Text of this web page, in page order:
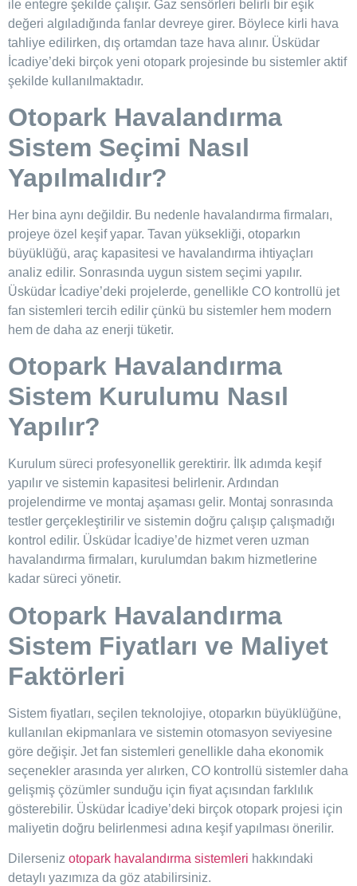
ile entegre şekilde çalışır. Gaz sensörleri belirli bir eşik
değeri algıladığında fanlar devreye girer. Böylece kirli hava
tahliye edilirken, dış ortamdan taze hava alınır. Üsküdar
İcadiye’deki birçok yeni otopark projesinde bu sistemler aktif
şekilde kullanılmaktadır.
Otopark Havalandırma
Sistem Seçimi Nasıl
Yapılmalıdır?
Her bina aynı değildir. Bu nedenle havalandırma firmaları,
projeye özel keşif yapar. Tavan yüksekliği, otoparkın
büyüklüğü, araç kapasitesi ve havalandırma ihtiyaçları
analiz edilir. Sonrasında uygun sistem seçimi yapılır.
Üsküdar İcadiye’deki projelerde, genellikle CO kontrollü jet
fan sistemleri tercih edilir çünkü bu sistemler hem modern
hem de daha az enerji tüketir.
Otopark Havalandırma
Sistem Kurulumu Nasıl
Yapılır?
Kurulum süreci profesyonellik gerektirir. İlk adımda keşif
yapılır ve sistemin kapasitesi belirlenir. Ardından
projelendirme ve montaj aşaması gelir. Montaj sonrasında
testler gerçekleştirilir ve sistemin doğru çalışıp çalışmadığı
kontrol edilir. Üsküdar İcadiye’de hizmet veren uzman
havalandırma firmaları, kurulumdan bakım hizmetlerine
kadar süreci yönetir.
Otopark Havalandırma
Sistem Fiyatları ve Maliyet
Faktörleri
Sistem fiyatları, seçilen teknolojiye, otoparkın büyüklüğüne,
kullanılan ekipmanlara ve sistemin otomasyon seviyesine
göre değişir. Jet fan sistemleri genellikle daha ekonomik
seçenekler arasında yer alırken, CO kontrollü sistemler daha
gelişmiş çözümler sunduğu için fiyat açısından farklılık
gösterebilir. Üsküdar İcadiye’deki birçok otopark projesi için
maliyetin doğru belirlenmesi adına keşif yapılması önerilir.
Dilerseniz otopark havalandırma sistemleri hakkındaki
detaylı yazımıza da göz atabilirsiniz.